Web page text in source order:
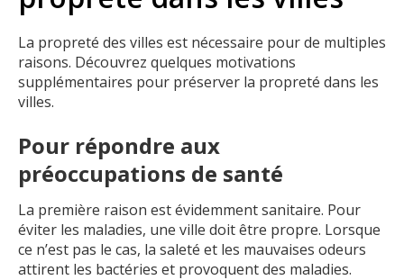
La propreté des villes est nécessaire pour de multiples
raisons. Découvrez quelques motivations
supplémentaires pour préserver la propreté dans les
villes.
Pour répondre aux
préoccupations de santé
La première raison est évidemment sanitaire. Pour
éviter les maladies, une ville doit être propre. Lorsque
ce n’est pas le cas, la saleté et les mauvaises odeurs
attirent les bactéries et provoquent des maladies.